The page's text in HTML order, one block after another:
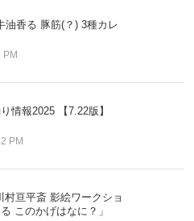
油香る 豚筋(？) 3種カレ
情報2025 【7.22版】
PM
村亘平斎 影絵ワークショ
このかげはなに？」